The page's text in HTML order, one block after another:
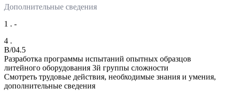
Дополнительные сведения
1 . -
4 .
B/04.5
Разработка программы испытаний опытных образцов
литейного оборудования 3й группы сложности
Смотреть трудовые действия, необходимые знания и умения,
дополнительные сведения